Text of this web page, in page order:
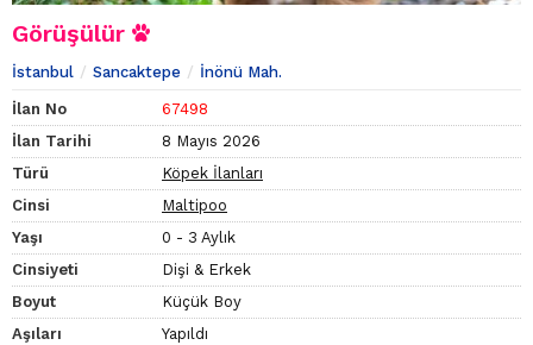
Görüşülür
İstanbul Sancaktepe İnönü Mah.
İlan No
67498
İlan Tarihi
8 Mayıs 2026
Türü
Köpek İlanları
Cinsi
Maltipoo
Yaşı
0 - 3 Aylık
Cinsiyeti
Dişi & Erkek
Boyut
Küçük Boy
Aşıları
Yapıldı